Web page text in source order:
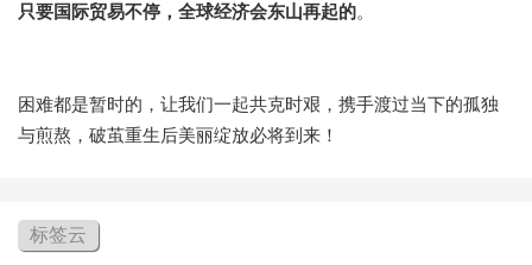
只要国际贸易不停，全球经济会东山再起的。
困难都是暂时的，让我们一起共克时艰，携手渡过当下的孤独
与煎熬，破茧重生后美丽绽放必将到来！
标签云